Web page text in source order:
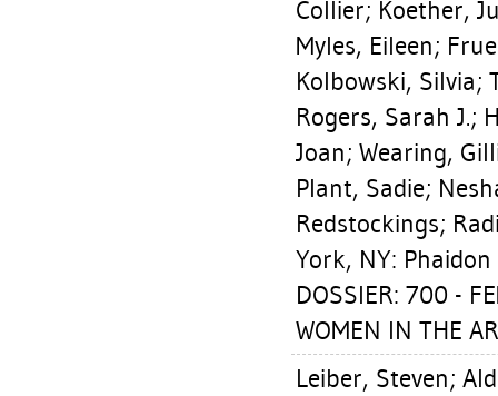
Collier; Koether,
Myles, Eileen;
Kolbowski, Silvia;
Rogers, Sarah J.;
Joan; Wearing,
Plant, Sadie;
Redstockings;
York, NY:
DOSSIER: 700 -
WOMEN IN THE
Leiber, Steven;